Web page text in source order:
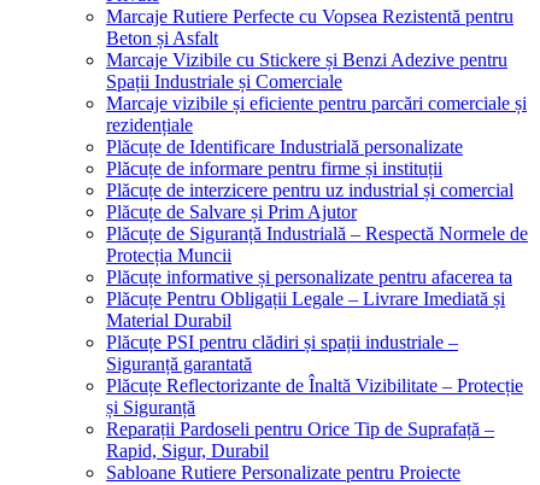
Marcaje Rutiere Perfecte cu Vopsea Rezistentă pentru
Beton și Asfalt
Marcaje Vizibile cu Stickere și Benzi Adezive pentru
Spații Industriale și Comerciale
Marcaje vizibile și eficiente pentru parcări comerciale și
rezidențiale
Plăcuțe de Identificare Industrială personalizate
Plăcuțe de informare pentru firme și instituții
Plăcuțe de interzicere pentru uz industrial și comercial
Plăcuțe de Salvare și Prim Ajutor
Plăcuțe de Siguranță Industrială – Respectă Normele de
Protecția Muncii
Plăcuțe informative și personalizate pentru afacerea ta
Plăcuțe Pentru Obligații Legale – Livrare Imediată și
Material Durabil
Plăcuțe PSI pentru clădiri și spații industriale –
Siguranță garantată
Plăcuțe Reflectorizante de Înaltă Vizibilitate – Protecție
și Siguranță
Reparații Pardoseli pentru Orice Tip de Suprafață –
Rapid, Sigur, Durabil
Sabloane Rutiere Personalizate pentru Proiecte